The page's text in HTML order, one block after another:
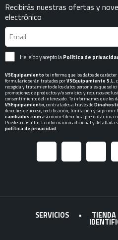
Recibirás nuestras ofertas y
electrónico
He leído y acepto laPolítica de
VSEquipamiento te informa que los datos de
formulario serán tratados porVSEquipamiento S.L.
recogida y tratamiento de los datos personales que
promociones de productos y/o servicios y recursos
consentimiento del interesado. Te informamos que los
VSEquipamiento, contratados a través de
derechos de acceso, rectificación, limitación y suprimir
cambados.com así como el derecho a presentar
Puedes consultar la información adicional y detallada
política de privacidad.
SERVICIOS • TIENDA